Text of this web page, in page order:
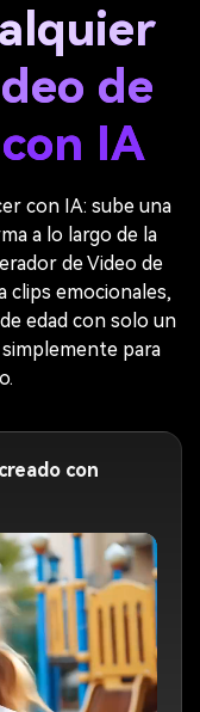
de
IA
con IA: sube una
a lo largo de la
de Video de
clips emocionales,
edad con solo un
para
con